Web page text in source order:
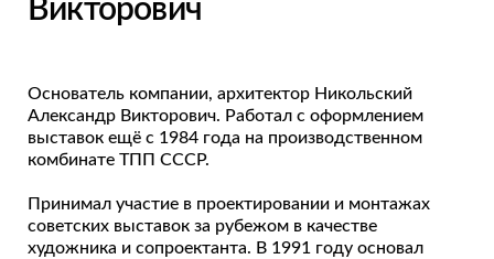
Викторович
Основатель компании, архитектор Никольский
Александр Викторович. Работал с оформлением
выставок ещё с 1984 года на производственном
комбинате ТПП СССР.
Принимал участие в проектировании и монтажах
советских выставок за рубежом в качестве
художника и сопроектанта. В 1991 году основал